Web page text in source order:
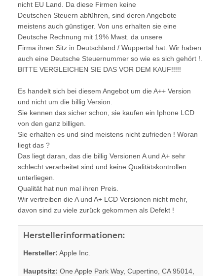
nicht EU Land. Da diese Firmen keine
Deutschen Steuern abführen, sind deren Angebote
meistens auch günstiger. Von uns erhalten sie eine
Deutsche Rechnung mit 19% Mwst. da unsere
Firma ihren Sitz in Deutschland / Wuppertal hat. Wir haben
auch eine Deutsche Steuernummer so wie es sich gehört !.
BITTE VERGLEICHEN SIE DAS VOR DEM KAUF!!!!!
Es handelt sich bei diesem Angebot um die A++ Version
und nicht um die billig Version.
Sie kennen das sicher schon, sie kaufen ein Iphone LCD
von den ganz billigen.
Sie erhalten es und sind meistens nicht zufrieden ! Woran
liegt das ?
Das liegt daran, das die billig Versionen A und A+ sehr
schlecht verarbeitet sind und keine Qualitätskontrollen
unterliegen.
Qualität hat nun mal ihren Preis.
Wir vertreiben die A und A+ LCD Versionen nicht mehr,
davon sind zu viele zurück gekommen als Defekt !
Herstellerinformationen:
Hersteller: Apple Inc.
Hauptsitz: One Apple Park Way, Cupertino, CA 95014,